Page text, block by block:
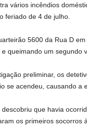
vários incêndios
feriado de 4 de julho.
5600 da Rua D
queimando um segundo
preliminar, os
se acendeu, causando a
que havia
os primeiros socorros